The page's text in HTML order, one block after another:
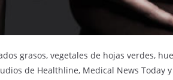
grasos, vegetales de hojas verdes,
de Healthline, Medical News Today y